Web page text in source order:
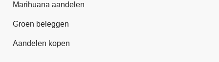
Marihuana aandelen
Groen beleggen
Aandelen kopen